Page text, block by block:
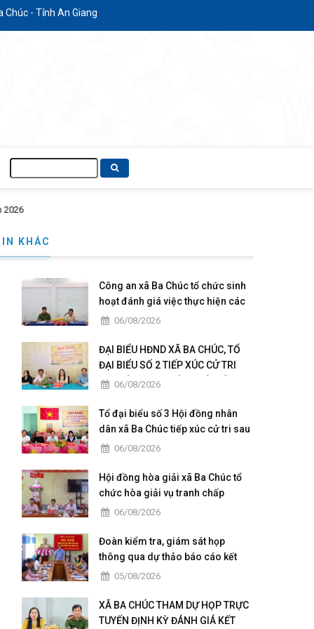
kiếm
KHÁC
Công an xã Ba Chúc tổ chức sinh
hoạt đánh giá việc thực hiện các
quy định về dân chủ trong Công
06/08/2026
ĐẠI BIỂU HĐND XÃ BA CHÚC, TỔ
ĐẠI BIỂU SỐ 2 TIẾP XÚC CỬ TRI
SAU KỲ HỌP THƯỜNG LỆ GIỮA
06/08/2026
Tổ đại biểu số 3 Hội đồng nhân
dân xã Ba Chúc tiếp xúc cử tri sau
kỳ họp thường lệ giữa năm 2026
06/08/2026
Hội đồng hòa giải xã Ba Chúc tổ
chức hòa giải vụ tranh chấp
quyền sử dụng đất
06/08/2026
Đoàn kiểm tra, giám sát họp
thông qua dự thảo báo cáo kết
quả kiểm tra, giám sát
05/08/2026
XÃ BA CHÚC THAM DỰ HỌP TRỰC
TUYẾN ĐỊNH KỲ ĐÁNH GIÁ KẾT